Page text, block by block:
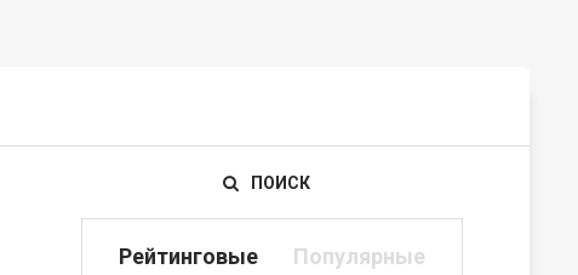
ПОИСК
Рейтинговые Популярные